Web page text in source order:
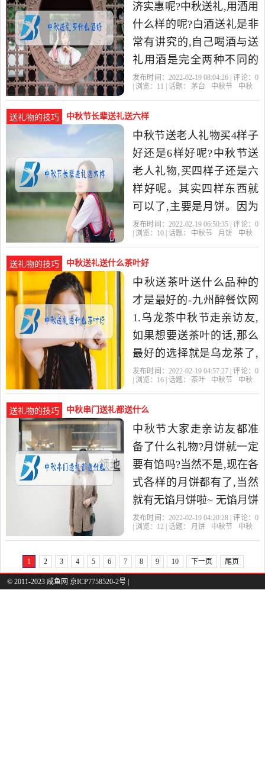
济实惠呢?中秋送礼,用酒用
什么样的呢?白酒送礼是非
常有讲究的,自己喝酒与送
礼用酒是完全两种不同的
概念,一个是里子,一个是面
发布时间：2022-02-19 08:04:26 | 评论： 0
| 浏览： 11 | 话题： 茅台 中秋节 中秋
送礼物的技巧 中秋节长辈送礼送六样
中秋节送老人礼物买4样子
好还是6样好呢?中秋节送
老人礼物,买四样子还是六
样好呢。其实四样东西就
可以了,主要是月饼。因为
是中秋节家庭成员的日子,
饼
发布时间：2022-02-19 06:50:35 | 评论： 0
| 浏览： 10 | 话题： 中秋节 月饼 中秋
送礼物的技巧 中秋送礼送什么茶叶好
中秋送茶叶送什么品种的
才是最好的-九州醉餐饮网
1.乌龙茶中秋节走亲访友,
如果想要送茶叶的话,那么
最好的选择就是乌龙茶了,
乌龙茶和其他的绿茶红茶
法
发布时间：2022-02-19 04:57:27 | 评论： 0
| 浏览： 16 | 话题： 茶叶 中秋节 中秋
送礼物的技巧 中秋串门送礼都送什么
中秋节大家走亲访友都准
备了什么礼物?月饼就一定
要有馅吗?当然不是,现在各
式各样的月饼都有了,当然
就有无馅月饼啦~ 无馅月饼
的关键在于,外面的装饰要
发布时间：2022-02-19 04:20:28 | 评论： 0
| 浏览： 12 | 话题： 月饼 中秋节 中秋
1 2 3 4 5 6 7 8 9 10 下一页 尾页
© 2011-2023 咸鱼网 京ICP7758520-2号 |